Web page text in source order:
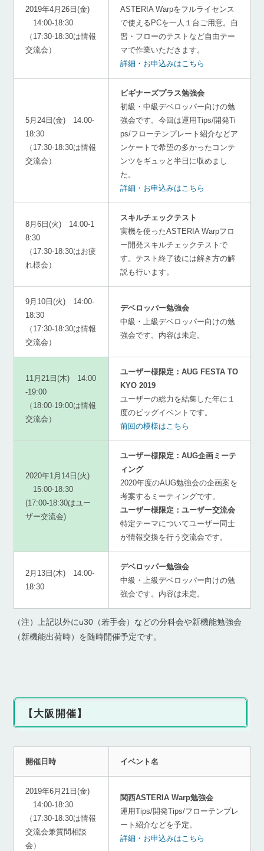
2019年4月26日(金)
14:00-18:30
（17:30-18:30は情報
交流会）
ASTERIA Warpをフルライセンス
で使えるPCを一人１台ご用意。自
習・フローのテストなど自由テー
マで作業いただきます。
詳細・お申込みはこちら
5月24日(金) 14:00-
18:30
（17:30-18:30は情報
交流会）
ビギナーズプラス勉強会
初級・中級デベロッパー向けの勉
強会です。今回は運用Tips/開発Ti
ps/フローテンプレート紹介などア
ンケートで希望の多かったコンテ
ンツをギュッと半日に収めまし
た。
詳細・お申込みはこちら
8月6日(火) 14:00-1
8:30
（17:30-18:30はお疲
れ様会）
スキルチェックテスト
実機を使ったASTERIA Warpフロ
ー開発スキルチェックテストで
す。テスト終了後には解き方の解
説も行います。
9月10日(火) 14:00-
18:30
（17:30-18:30は情報
交流会）
デベロッパー勉強会
中級・上級デベロッパー向けの勉
強会です。内容は未定。
11月21日(木) 14:00
-19:00
（18:00-19:00は情報
交流会）
ユーザー様限定：AUG FESTA TO
KYO 2019
ユーザーの総力を結集した年に１
度のビッグイベントです。
前回の模様はこちら
2020年1月14日(火)
15:00-18:30
(17:00-18:30はユー
ザー交流会)
ユーザー様限定：AUG企画ミーテ
ィング
2020年度のAUG勉強会の企画案を
考案するミーティングです。
ユーザー様限定：ユーザー交流会
特定テーマについてユーザー同士
が情報交換を行う交流会です。
2月13日(木) 14:00-
18:30
デベロッパー勉強会
中級・上級デベロッパー向けの勉
強会です。内容は未定。
（注）上記以外にu30（若手会）などの分科会や新機能勉強会
（新機能出荷時）を随時開催予定です。
【大阪開催】
開催日時 イベント名
2019年6月21日(金)
14:00-18:30
（17:30-18:30は情報
交流会兼質問相談
会）
関西ASTERIA Warp勉強会
運用Tips/開発Tips/フローテンプレ
ート紹介などを予定。
詳細・お申込みはこちら